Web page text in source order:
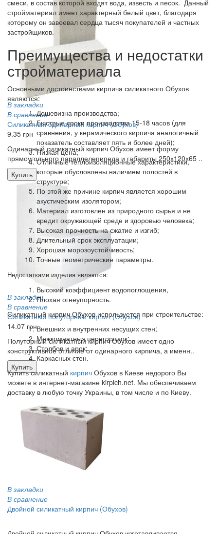
В закладки
В сравнение
Силикатный одинарный кирпич (Обухов)
9.35 грн
Одинарный силикатный кирпич Обухов имеет форму
прямоугольного параллелепипеда и габариты 250х120х65 ..
Купить
В закладки
В сравнение
Силикатный полуторный кирпич (Обухов)
14.07 грн
Полуторный силикатный кирпич Обухов имеет одно
конструктивное отличие от одинарного кирпича, а именн..
Купить
В закладки
В сравнение
Двойной силикатный кирпич (Обухов)
смеси, в состав которой входят вода, известь и песок. Данный
стройматериал имеет характерный белый цвет, благодаря
которому он завоевал сердца тысяч покупателей и частных
застройщиков.
Преимущества и недостатки
стройматериала
Основными достоинствами кирпича силикатного Обухов
являются:
Дешевизна производства;
Быстрые сроки производства 15-18 часов (для
сравнения, у керамического кирпича аналогичный
показатель составляет пять и более дней);
Низкая цена;
Отличные теплоизоляционные характеристики,
которые обусловлены наличием полостей в
структуре;
По этой же причине кирпич является хорошим
акустическим изолятором;
Материал изготовлен из природного сырья и не
вредит окружающей среде и здоровью человека;
Высокая прочность на сжатие и изгиб;
Длительный срок эксплуатации;
Хорошая морозоустойчивость;
Точные геометрические параметры.
Недостатками изделия являются:
Высокий коэффициент водопоглощения,
Плохая огнеупорность.
Силикатный кирпич Обухов используется при строительстве:
Внешних и внутренних несущих стен;
Межкомнатных перегородок;
Столбов и арок;
Каркасных стен.
Купить силикатный кирпич Обухов в Киеве недорого Вы
можете в интернет-магазине kirpich.net. Мы обеспечиваем
доставку в любую точку Украины, в том числе и по Киеву.